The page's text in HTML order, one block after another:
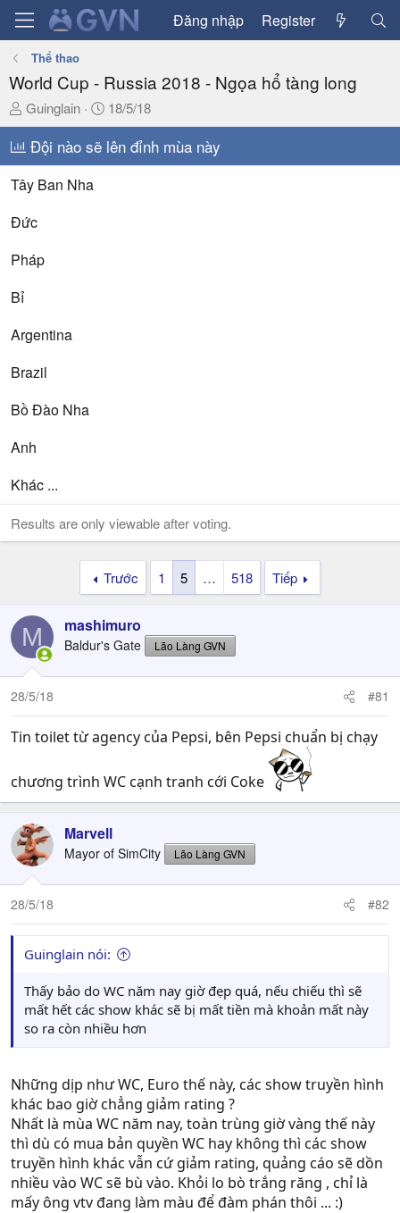
Đăng nhập Register
Thể thao
World Cup - Russia 2018 - Ngọa hổ tàng long
T
h
e
a
s
a
r
Guinglain
N
g
à
y
18/5/18
Đội nào sẽ lên đỉnh mùa này
Tây Ban Nha
Đức
Pháp
Bỉ
Argentina
Brazil
Bồ Đào Nha
Anh
Khác ...
Results are only viewable after voting.
Trước 1 5 … 518 Tiếp
M mashimuro
Baldur's Gate Lão Làng GVN
28/5/18 #81
Tin toilet từ agency của Pepsi, bên Pepsi chuẩn bị chạy
chương trình WC cạnh tranh cới Coke
Marvell
Mayor of SimCity Lão Làng GVN
28/5/18 #82
Guinglain nói:
Thấy bảo do WC năm nay giờ đẹp quá, nếu chiếu thì sẽ
mất hết các show khác sẽ bị mất tiền mà khoản mất này
so ra còn nhiều hơn
Những dịp như WC, Euro thế này, các show truyền hình
khác bao giờ chẳng giảm rating ?
Nhất là mùa WC năm nay, toàn trùng giờ vàng thế này
thì dù có mua bản quyền WC hay không thì các show
truyền hình khác vẫn cứ giảm rating, quảng cáo sẽ dồn
nhiều vào WC sẽ bù vào. Khỏi lo bò trắng răng , chỉ là
mấy ông vtv đang làm màu để đàm phán thôi ... :)